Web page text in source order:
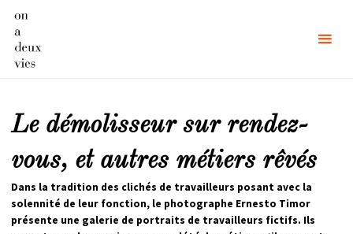
content
Le démolisseur sur rendez-
vous, et autres métiers rêvés
Dans la tradition des clichés de travailleurs posant avec la
solennité de leur fonction, le photographe Ernesto Timor
présente une galerie de portraits de travailleurs fictifs. Ils